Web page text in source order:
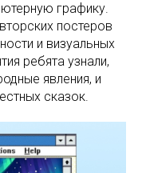
графику.
постеров
и визуальных
ребята узнали,
явления, и
сказок.